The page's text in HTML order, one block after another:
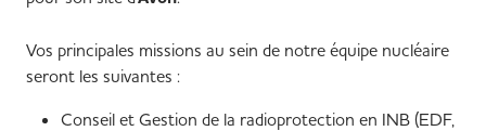
Vos principales missions au sein de notre équipe nucléaire
seront les suivantes :
Conseil et Gestion de la radioprotection en INB (EDF,